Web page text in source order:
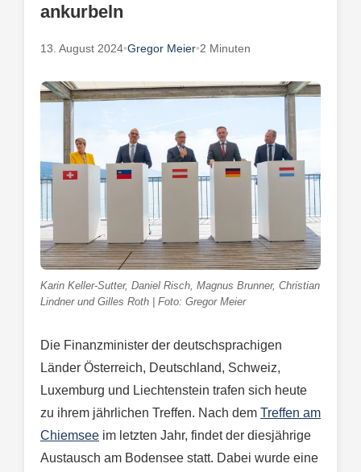
ankurbeln
13. August 2024•Gregor Meier•2 Minuten
Karin Keller-Sutter, Daniel Risch, Magnus Brunner, Christian
Lindner und Gilles Roth | Foto: Gregor Meier
Die Finanzminister der deutschsprachigen
Länder Österreich, Deutschland, Schweiz,
Luxemburg und Liechtenstein trafen sich heute
zu ihrem jährlichen Treffen. Nach dem Treffen am
Chiemsee im letzten Jahr, findet der diesjährige
Austausch am Bodensee statt. Dabei wurde eine